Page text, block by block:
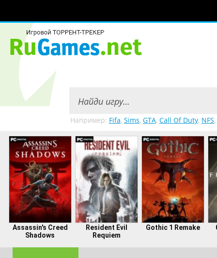
Например: Fifa, Sims, GTA, Call Of Duty, NFS,
Assassin's Creed
Shadows
Resident Evil
Requiem
Gothic 1 Remake